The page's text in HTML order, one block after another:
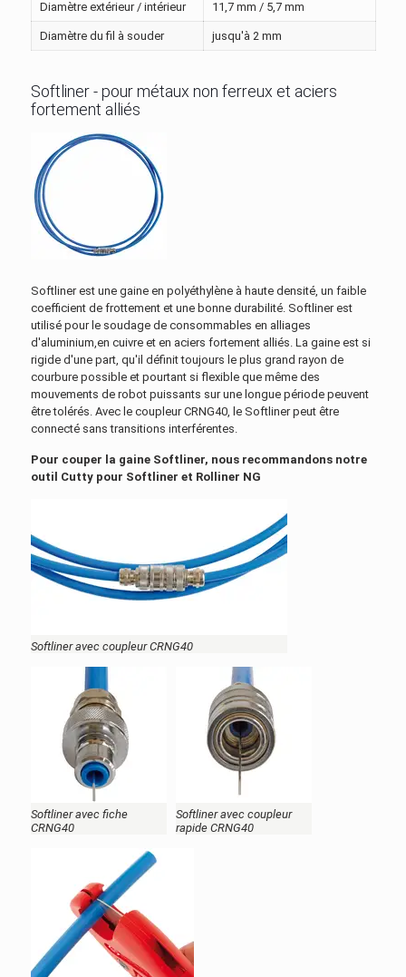
Diamètre extérieur / intérieur 11,7 mm / 5,7 mm
Diamètre du fil à souder jusqu'à 2 mm
Softliner - pour métaux non ferreux et aciers
fortement alliés
Softliner est une gaine en polyéthylène à haute densité, un faible
coefficient de frottement et une bonne durabilité. Softliner est
utilisé pour le soudage de consommables en alliages
d'aluminium,en cuivre et en aciers fortement alliés. La gaine est si
rigide d'une part, qu'il définit toujours le plus grand rayon de
courbure possible et pourtant si flexible que même des
mouvements de robot puissants sur une longue période peuvent
être tolérés. Avec le coupleur CRNG40, le Softliner peut être
connecté sans transitions interférentes.
Pour couper la gaine Softliner, nous recommandons notre
outil Cutty pour Softliner et Rolliner NG
Softliner avec coupleur CRNG40
Softliner avec fiche
CRNG40
Softliner avec coupleur
rapide CRNG40